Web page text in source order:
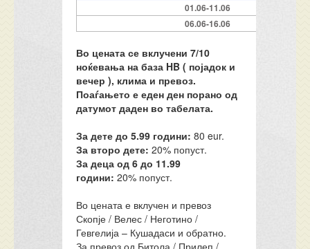
01.06-11.06
06.06-16.06
Во цената се вклучени 7/10
ноќевања на база HB ( појадок и
вечер ), клима и превоз.
Поаѓањето е еден ден порано од
датумот даден во табелата.
За дете до 5.99 години:80 eur.
За второ дете: 20% попуст.
За деца од 6 до 11.99
години:20% попуст.
Во цената е вклучен и превоз
Скопје / Велес / Неготино /
Гевгелија – Кушадаси и обратно.
За превоз од Битола / Прилеп /